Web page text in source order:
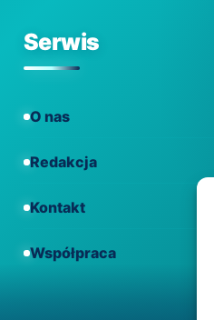
Serwis
O nas
Redakcja
Kontakt
Współpraca